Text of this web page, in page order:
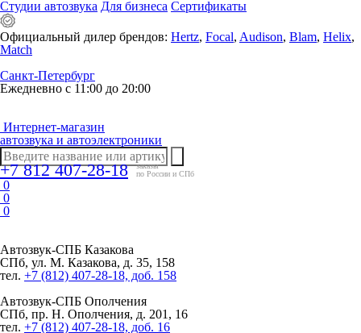
Студии автозвука Для бизнеса Сертификаты
Официальный дилер брендов: Hertz, Focal, Audison, Blam, Helix,
Match
Санкт-Петербург
Ежедневно с 11:00 до 20:00
Интернет-магазин
автозвука и автоэлектроники
+7 812 407-28-18
заказы
по России и СПб
0
0
0
Автозвук-СПБ Казакова
СПб, ул. М. Казакова, д. 35, 158
тел. +7 (812) 407-28-18, доб. 158
Автозвук-СПБ Ополчения
СПб, пр. Н. Ополчения, д. 201, 16
тел. +7 (812) 407-28-18, доб. 16